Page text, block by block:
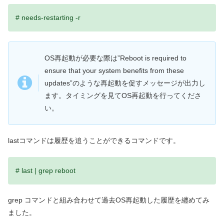
# needs-restarting -r
OS再起動が必要な際は”Reboot is required to
ensure that your system benefits from these
updates”のような再起動を促すメッセージが出力し
ます。タイミングを見てOS再起動を行ってくださ
い。
lastコマンドは履歴を追うことができるコマンドです。
# last | grep reboot
grep コマンドと組み合わせて過去OS再起動した履歴を纏めてみ
ました。